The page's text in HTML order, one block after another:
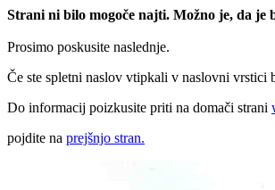
Strani ni bilo mogoče najti. Možno je, da je
Prosimo poskusite naslednje.
Če ste spletni naslov vtipkali v naslovni vrstici
Do informacij poizkusite priti na domači strani
pojdite na prejšnjo stran.